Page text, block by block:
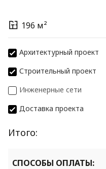
196 м²
Архитектурный проект
Строительный проект
Инженерные сети
Доставка проекта
Итого:
СПОСОБЫ ОПЛАТЫ: